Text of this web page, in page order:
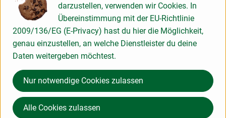
Produktinformationen
Herkunft
Hier für unseren Newsletter anmelden und keine Infos
darzustellen, verwenden wir Cookies. In
Übereinstimmung mit der EU-Richtlinie
2009/136/EG (E-Privacy) hast du hier die Möglichkeit,
genau einzustellen, an welche Dienstleister du deine
Daten weitergeben möchtest.
Nur notwendige Cookies zulassen
Alle Cookies zulassen